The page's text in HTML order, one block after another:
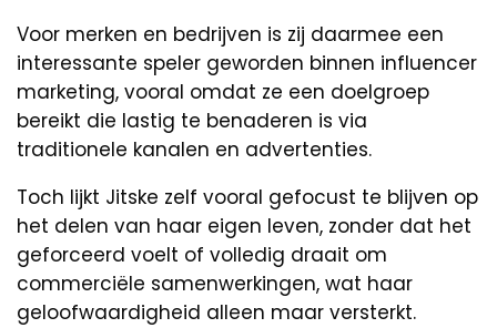
Voor merken en bedrijven is zij daarmee een
interessante speler geworden binnen influencer
marketing, vooral omdat ze een doelgroep
bereikt die lastig te benaderen is via
traditionele kanalen en advertenties.
Toch lijkt Jitske zelf vooral gefocust te blijven op
het delen van haar eigen leven, zonder dat het
geforceerd voelt of volledig draait om
commerciële samenwerkingen, wat haar
geloofwaardigheid alleen maar versterkt.